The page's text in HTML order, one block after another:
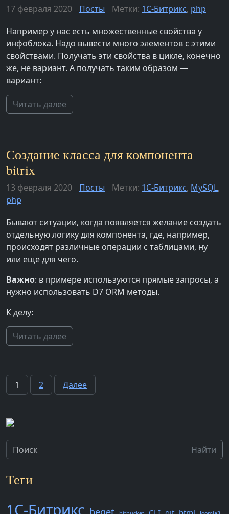
17 февраля 2020 Посты Метки: 1С-Битрикс, php
Например у нас есть множественные свойства у
инфоблока. Надо вывести много элементов с этими
свойствами. Получать эти свойства в цикле, конечно
же, не вариант. А получать таким образом —
вариант:
Читать далее
Создание класса для компонента
bitrix
13 февраля 2020 Посты Метки: 1С-Битрикс, MySQL,
php
Бывают ситуации, когда появляется желание создать
отдельную логику для компонента, где, например,
происходят различные операции с таблицами, ну
или еще для чего.
Важно: в примере используются прямые запросы, а
нужно использовать D7 ORM методы.
К делу:
Читать далее
Пагинация
1 2 Далее
Найти
Теги
1С-Битрикс